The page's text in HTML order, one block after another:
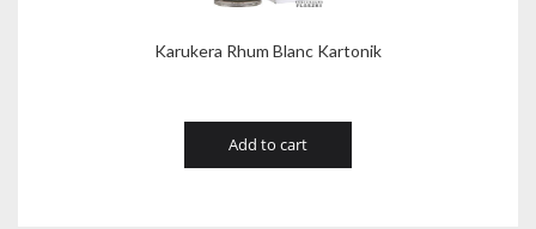
Karukera Rhum Blanc Kartonik
Add to cart